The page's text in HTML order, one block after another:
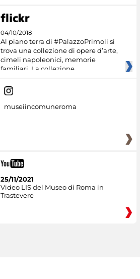
04/10/2018
Al piano terra di #PalazzoPrimoli si
trova una collezione di opere d’arte,
cimeli napoleonici, memorie
familiari. La collezione
museiincomuneroma
25/11/2021
Video LIS del Museo di Roma in
Trastevere